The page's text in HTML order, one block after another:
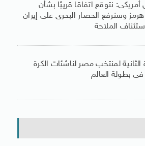
نتوقع اتفاقا قريبًا بشأن
وسنرفع الحصار البحرى على إيران
الملاحة
الثانية لمنتخب مصر لناشئات الكرة
فى بطولة العالم